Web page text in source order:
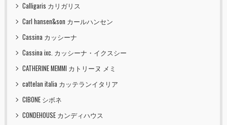
Calligaris カリガリス
Carl hansen&son カールハンセン
Cassina カッシーナ
Cassina ixc. カッシーナ・イクスシー
CATHERINE MEMMI カトリーヌ メミ
cattelan italia カッテランイタリア
CIBONE シボネ
CONDEHOUSE カンディハウス